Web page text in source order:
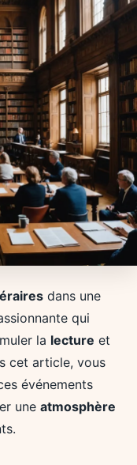
dans une
qui
la lecture et
cet article, vous
événements
une atmosphère